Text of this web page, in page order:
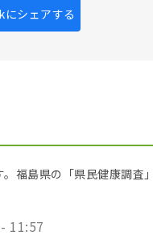
シェアする
福島県の「県民健康調査」
11:57